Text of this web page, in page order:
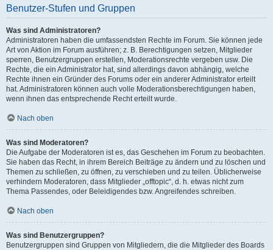
Benutzer-Stufen und Gruppen
Was sind Administratoren?
Administratoren haben die umfassendsten Rechte im Forum. Sie können jede
Art von Aktion im Forum ausführen; z. B. Berechtigungen setzen, Mitglieder
sperren, Benutzergruppen erstellen, Moderationsrechte vergeben usw. Die
Rechte, die ein Administrator hat, sind allerdings davon abhängig, welche
Rechte ihnen ein Gründer des Forums oder ein anderer Administrator erteilt
hat. Administratoren können auch volle Moderationsberechtigungen haben,
wenn ihnen das entsprechende Recht erteilt wurde.
Nach oben
Was sind Moderatoren?
Die Aufgabe der Moderatoren ist es, das Geschehen im Forum zu beobachten.
Sie haben das Recht, in ihrem Bereich Beiträge zu ändern und zu löschen und
Themen zu schließen, zu öffnen, zu verschieben und zu teilen. Üblicherweise
verhindern Moderatoren, dass Mitglieder „offtopic“, d. h. etwas nicht zum
Thema Passendes, oder Beleidigendes bzw. Angreifendes schreiben.
Nach oben
Was sind Benutzergruppen?
Benutzergruppen sind Gruppen von Mitgliedern, die die Mitglieder des Boards